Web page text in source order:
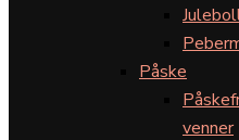
Påske
venner